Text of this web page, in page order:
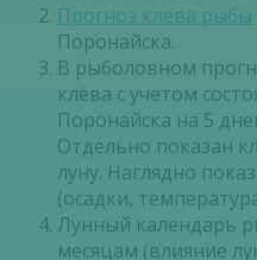
Прогноз клева рыбы
Поронайска.
В рыболовном
клёва с учетом
Поронайска на 5
Отдельно показан
луну. Наглядно
(осадки,
Лунный календарь
месяцам (влияние